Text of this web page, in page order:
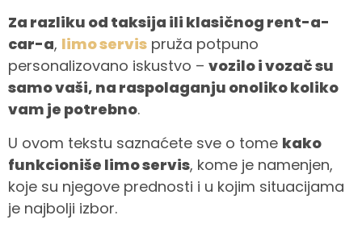
Za razliku od taksija ili klasičnog rent-a-
car-a, limo servis pruža potpuno
personalizovano iskustvo – vozilo i vozač su
samo vaši, na raspolaganju onoliko koliko
vam je potrebno.
U ovom tekstu saznaćete sve o tome kako
funkcioniše limo servis, kome je namenjen,
koje su njegove prednosti i u kojim situacijama
je najbolji izbor.